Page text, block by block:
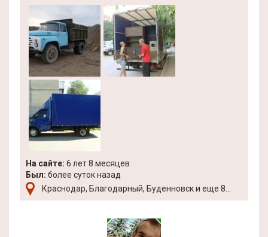
На сайте: 6 лет 8 месяцев
Был: более суток назад
Краснодар, Благодарный, Буденновск и еще 8...